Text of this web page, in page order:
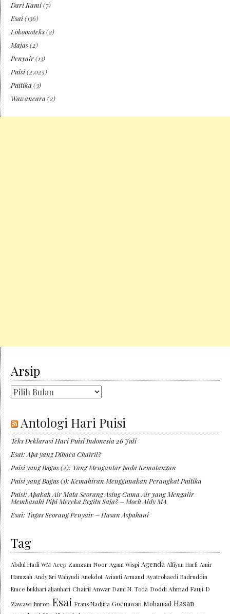
Dari Kami(7)
Esai(136)
Lokomoteks(2)
Majas(2)
Penyair(13)
Puisi(2,025)
Puitika (3)
Wawancara (2)
Arsip
Arsip
Antologi Hari Puisi
Teks Deklarasi Hari Puisi Indonesia 26 Juli
Esai: Apa yang Dibaca Chairil?
Puisi yang Bagus (2): Yang Mengantar pada Kematangan
Puisi yang Bagus (1): Kemahiran Menggunakan Perangkat Puitika
Puisi: Apakah Air Mata Seorang Asing Cuma Air yang Mengalir
Membasahi Pipi Mereka Begitu Saja? – Moch Aldy MA
Esai: Tugas Seorang Penyair – Hasan Aspahani
Tag
Abdul Hadi WM Acep Zamzam Noor Agam Wispi Agenda Alfiyan Harfi Amir
Hamzah Andy Sri Wahyudi Anekdot Avianti Armand Ayatrohaedi Badruddin
Emce bukhari aljauhari Chairil Anwar Dami N. Toda Doddi Ahmad Fauji D
Zawawi Imron Esai Frans Nadjira Goenawan Mohamad Hasan